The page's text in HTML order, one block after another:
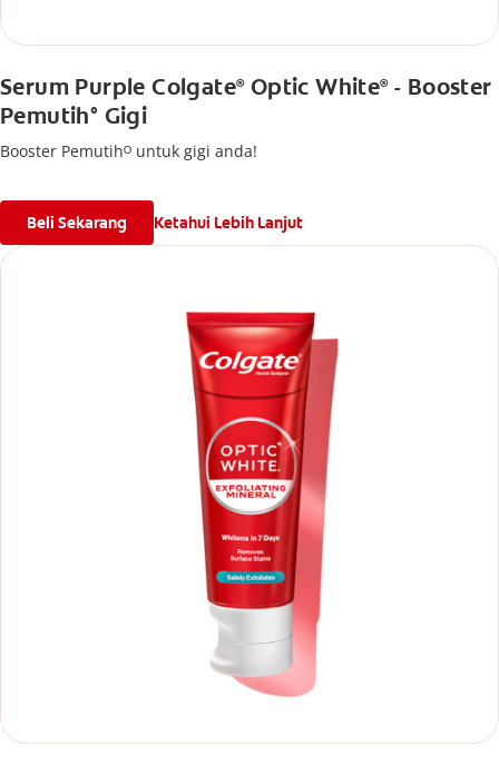
Serum Purple Colgate®Optic White®- Booster
Pemutih° Gigi
Booster Pemutihᴼ untuk gigi anda!
Beli Sekarang Ketahui Lebih Lanjut